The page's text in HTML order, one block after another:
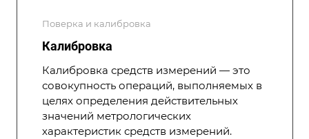
Поверка и калибровка
Калибровка
Калибровка средств измерений — это
совокупность операций, выполняемых в
целях определения действительных
значений метрологических
характеристик средств измерений.